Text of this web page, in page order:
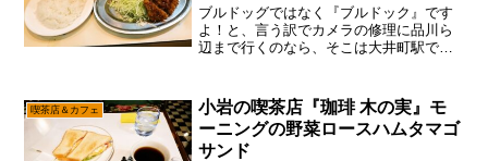
ブルドッグではなく『ブルドック』です
よ！と、言う訳でカメラの修理に品川ら
辺まで行くのなら、そこは大井町駅で一
方が、確実に筆者向きの飲食店が多いで
すからね～ってか、今の時...
喫茶店＆カフェ
小岩の喫茶店『珈琲 木の実』モ
ーニングの野菜ロースハムタマゴ
サンド